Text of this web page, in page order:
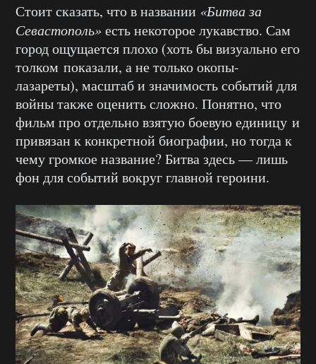
Стоит сказать, что в названии «Битва за
Севастополь»есть некоторое лукавство. Сам
город ощущается плохо (хоть бы визуально его
толком показали, а не только окопы-
лазареты), масштаб и значимость событий для
войны также оценить сложно. Понятно, что
фильм про отдельно взятую боевую единицу и
привязан к конкретной биографии, но тогда к
чему громкое название? Битва здесь — лишь
фон для событий вокруг главной героини.